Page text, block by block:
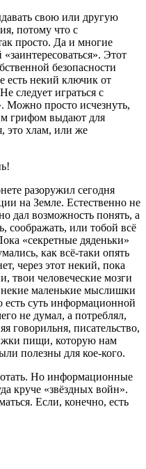
свою или другую
потому что с
просто. Да и многие
Этот
безопасности
есть некий ключик от
следует играться с
Можно просто исчезнуть,
грифом выдают для
это хлам, или же
разоружил сегодня
на Земле. Естественно не
дал возможность понять, а
соображать, или тобой всё
«секретные дяденьки»
как всё-таки опять
через этот некий, пока
твои человеческие мозги
маленькие мыслишки
суть информационной
не думал, а потреблял,
говорильня, писательство,
пищи, которую нам
полезны для кое-кого.
Но информационные
круче «звёздных войн».
Если, конечно, есть